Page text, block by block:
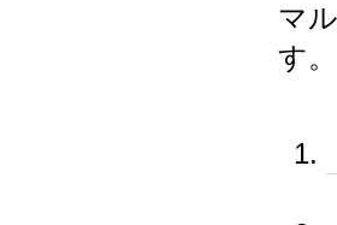
マ
す。